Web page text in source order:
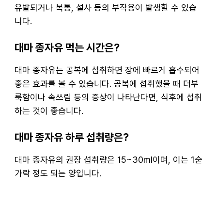
유발되거나 복통, 설사 등의 부작용이 발생할 수 있습
니다.
대마 종자유 먹는 시간은?
대마 종자유는 공복에 섭취하면 장에 빠르게 흡수되어
좋은 효과를 볼 수 있습니다. 공복에 섭취했을 때 더부
룩함이나 속쓰림 등의 증상이 나타난다면, 식후에 섭취
하는 것이 좋습니다.
대마 종자유 하루 섭취량은?
대마 종자유의 권장 섭취량은 15~30ml이며, 이는 1숟
가락 정도 되는 양입니다.